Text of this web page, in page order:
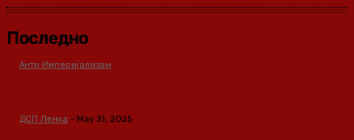
Последно
Анти Империјализам
ДСП Ленка - May 31, 2025